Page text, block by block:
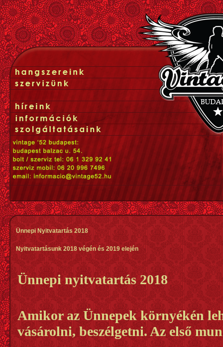
Ünnepi Nyitvatartás 2018
Nyitvatartásunk 2018 végén és 2019 elején
Ünnepi nyitvatartás 2018
Amikor az Ünnepek környékén
vásárolni, beszélgetni. Az első